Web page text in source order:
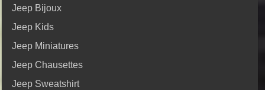
Jeep Bijoux
Jeep Kids
Jeep Miniatures
Jeep Chausettes
Jeep Sweatshirt